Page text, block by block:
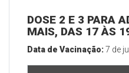
DOSE 2 E 3 PARA
MAIS, DAS 17 ÀS
Data de Vacinação:7 de